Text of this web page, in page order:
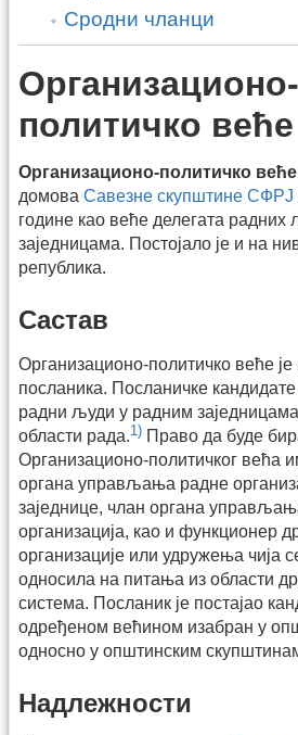
Сродни чланци
Организационо-
политичко веће
Организационо-политичко веће
домова Савезне скупштине СФРЈ
године као веће делегата
заједницама. Постојало је и на
република.
Састав
Организационо-политичко веће
посланика. Посланичке
радни људи у радним
области рада.1) Право да буде
Организационо-политичког већа
органа управљања радне
заједнице, члан органа
организација, као и функционер
организације или удружења чија
односила на питања из области
система. Посланик је постајао
одређеном већином изабран у
односно у општинским
Надлежности